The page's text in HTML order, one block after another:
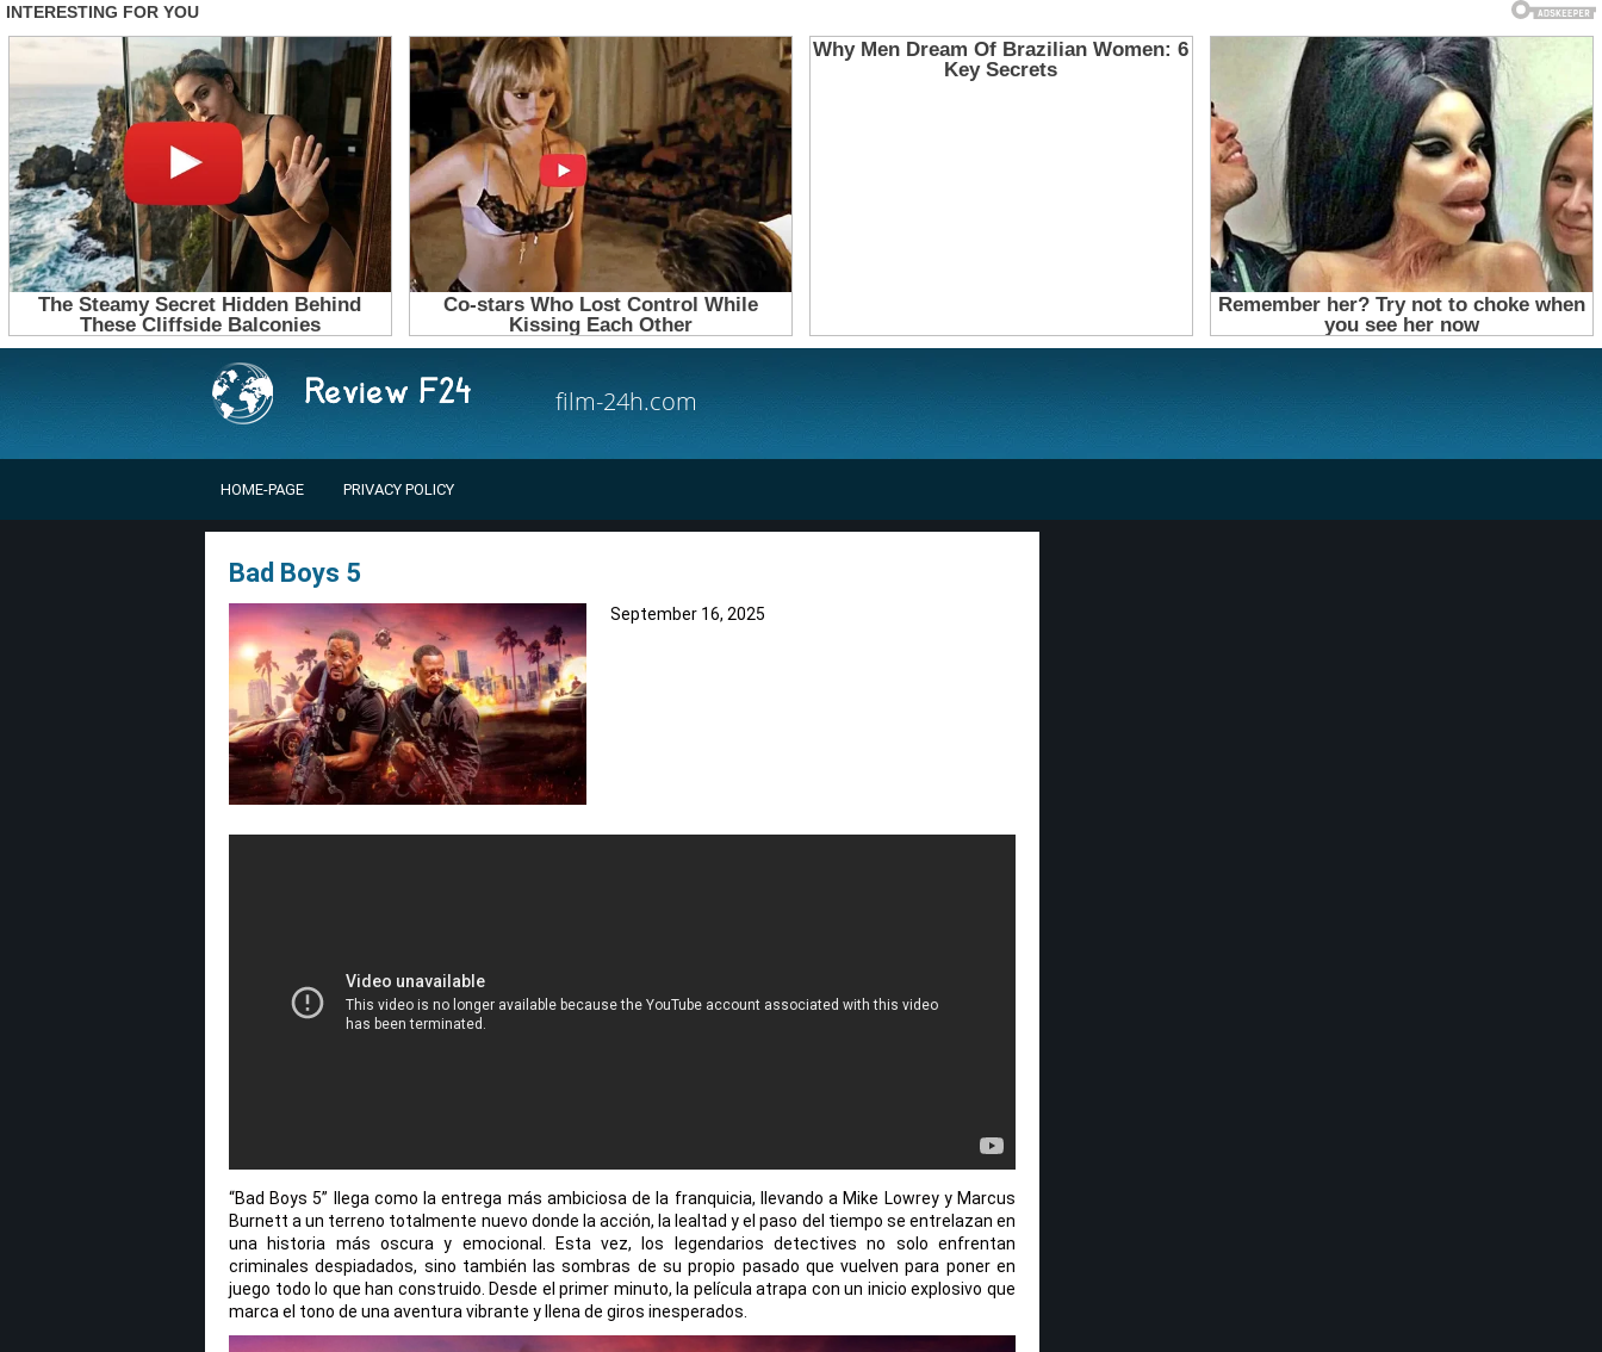
film-24h.com
HOME-PAGE PRIVACY POLICY
Bad Boys 5
September 16, 2025
“Bad Boys 5” llega como la entrega más ambiciosa de la franquicia, llevando a Mike Lowrey y Marcus
Burnett a un terreno totalmente nuevo donde la acción, la lealtad y el paso del tiempo se entrelazan en
una historia más oscura y emocional. Esta vez, los legendarios detectives no solo enfrentan
criminales despiadados, sino también las sombras de su propio pasado que vuelven para poner en
juego todo lo que han construido. Desde el primer minuto, la película atrapa con un inicio explosivo que
marca el tono de una aventura vibrante y llena de giros inesperados.